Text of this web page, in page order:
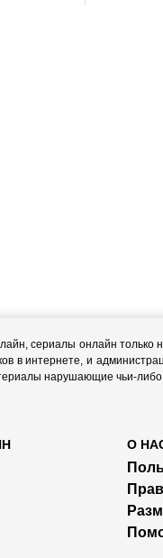
сериалы онлайн только
в интернете, и
нарушающие чьи-
О